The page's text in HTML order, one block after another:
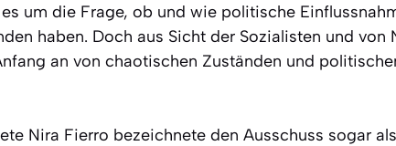
um die Frage, ob und wie politische
haben. Doch aus Sicht der Sozialisten und von
an von chaotischen Zuständen und
Nira Fierro bezeichnete den Ausschuss sogar